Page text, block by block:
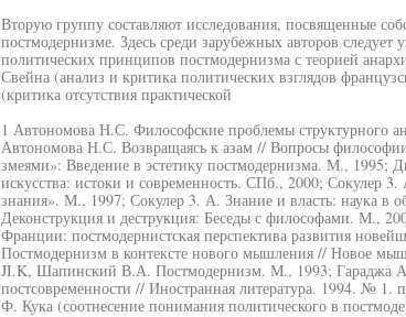
Вторую группу составляют исследования, посвященные
постмодернизме. Здесь среди зарубежных авторов
политических принципов постмодернизма с теорией
Свейна (анализ и критика политических взглядов
(критика отсутствия практической
1 Автономова Н.С. Философские проблемы структурного
Автономова Н.С. Возвращаясь к азам // Вопросы
змеями»: Введение в эстетику постмодернизма. М., 1995;
искусства: истоки и современность. СПб., 2000; Сокулер
знания». М., 1997; Сокулер 3. А. Знание и власть: наука
Деконструкция и деструкция: Беседы с философами. М.,
Франции: постмодернистская перспектива развития
Постмодернизм в контексте нового мышления // Новое
JI.K, Шапинский В.А. Постмодернизм. М., 1993; Гараджа
постсовременности // Иностранная литература. 1994. № 1.
Ф. Кука (соотнесение понимания политического в